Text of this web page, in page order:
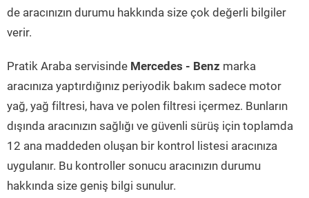
de aracınızın durumu hakkında size çok değerli bilgiler
verir.
Pratik Araba servisinde Mercedes - Benz marka
aracınıza yaptırdığınız periyodik bakım sadece motor
yağ, yağ filtresi, hava ve polen filtresi içermez. Bunların
dışında aracınızın sağlığı ve güvenli sürüş için toplamda
12 ana maddeden oluşan bir kontrol listesi aracınıza
uygulanır. Bu kontroller sonucu aracınızın durumu
hakkında size geniş bilgi sunulur.